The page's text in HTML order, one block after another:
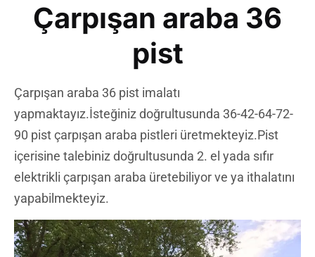
Çarpışan araba 36
pist
Çarpışan araba 36 pist imalatı
yapmaktayız.İsteğiniz doğrultusunda 36-42-64-72-
90 pist çarpışan araba pistleri üretmekteyiz.Pist
içerisine talebiniz doğrultusunda 2. el yada sıfır
elektrikli çarpışan araba üretebiliyor ve ya ithalatını
yapabilmekteyiz.